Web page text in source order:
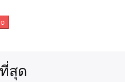
สุด